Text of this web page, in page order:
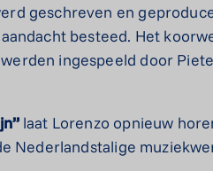
geschreven en
besteed. Het
ingespeeld door
laat Lorenzo opnieuw
Nederlandstalige